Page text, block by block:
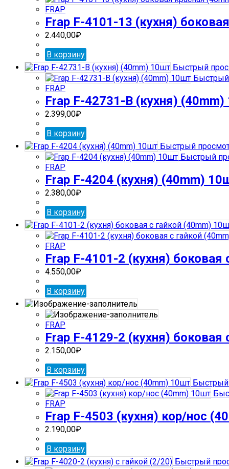
FRAP
Frap F-4101-13 (кухня)
2.440,00₽
В корзину
Быстрый
FRAP
Frap F-42731-В (кухня)
2.399,00₽
В корзину
Быстрый
Быстрый
FRAP
Frap F-4204 (кухня) (40mm)
2.380,00₽
В корзину
FRAP
Frap F-4101-2 (кухня) боковая
4.550,00₽
В корзину
FRAP
Frap F-4129-2 (кухня) боковая
2.150,00₽
В корзину
Быстрый
FRAP
Frap F-4503 (кухня) кор/нос
2.190,00₽
В корзину
Быстрый